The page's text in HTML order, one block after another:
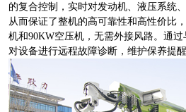
的复合控制，实时对发动机、液压系统
从而保证了整机的高可靠性和高性价比
机和90KW空压机，无需外接风路。通
对设备进行远程故障诊断，维护保养